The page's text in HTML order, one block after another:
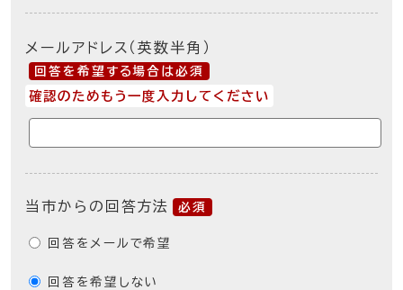
メールアドレス（英数半角）
回答を希望する場合は必須
確認のためもう一度入力してください
当市からの回答方法 必須
回答をメールで希望
回答を希望しない